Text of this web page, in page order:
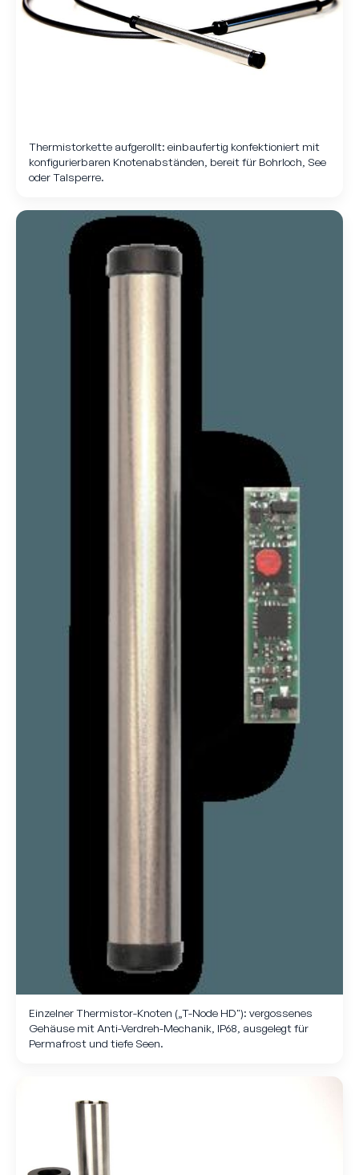
Thermistorkette aufgerollt: einbaufertig konfektioniert mit
konfigurierbaren Knotenabständen, bereit für Bohrloch, See
oder Talsperre.
Einzelner Thermistor-Knoten („T-Node HD"): vergossenes
Gehäuse mit Anti-Verdreh-Mechanik, IP68, ausgelegt für
Permafrost und tiefe Seen.